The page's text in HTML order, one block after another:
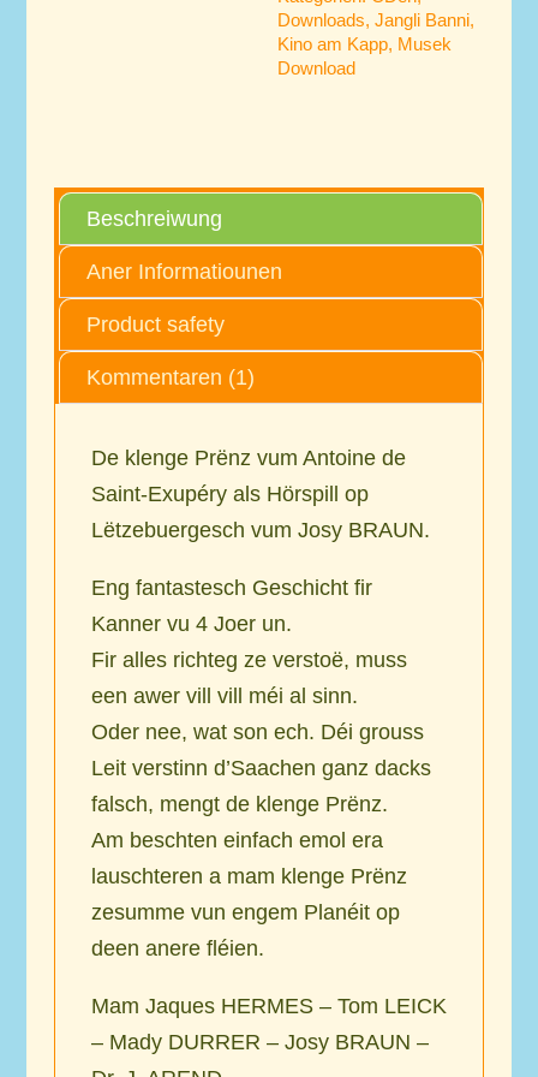
Downloads,Jangli Banni,
Kino am Kapp, Musek
Download
Beschreiwung
Aner Informatiounen
Product safety
Kommentaren (1)
De klenge Prënz vum Antoine de
Saint-Exupéry als Hörspill op
Lëtzebuergesch vum Josy BRAUN.
Eng fantastesch Geschicht fir
Kanner vu 4 Joer un.
Fir alles richteg ze verstoë, muss
een awer vill vill méi al sinn.
Oder nee, wat son ech. Déi grouss
Leit verstinn d’Saachen ganz dacks
falsch, mengt de klenge Prënz.
Am beschten einfach emol era
lauschteren a mam klenge Prënz
zesumme vun engem Planéit op
deen anere fléien.
Mam Jaques HERMES – Tom LEICK
– Mady DURRER – Josy BRAUN –